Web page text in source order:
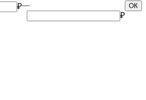
₽— ОК
₽